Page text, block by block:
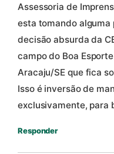
Assessoria de
esta tomando
decisão absurda da
campo do Boa
Aracaju/SE que fica
Isso é inversão de
exclusivamente, para
Responder